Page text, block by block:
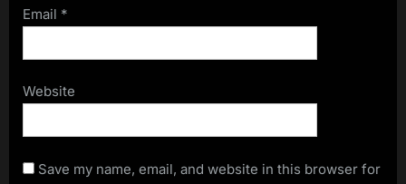
Email *
Website
Save my name, email, and website in this browser for